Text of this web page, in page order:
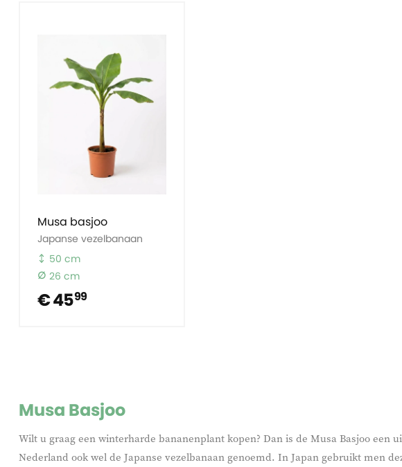
Musa basjoo
Japanse vezelbanaan
50 cm
26 cm
€ 4599
Musa Basjoo
Wilt u graag een winterharde bananenplant kopen? Dan is de Musa Basjoo
Nederland ook wel de Japanse vezelbanaan genoemd. In Japan gebruikt men